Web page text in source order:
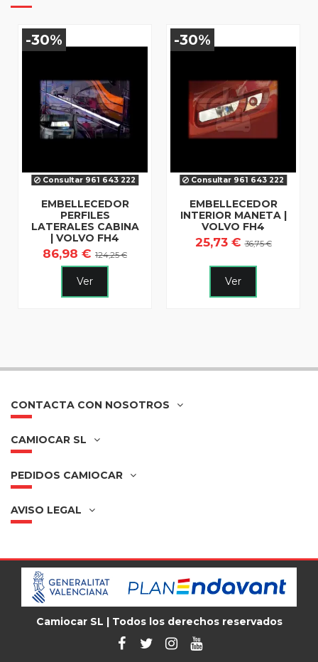
-30%
Consultar 961 643 222
EMBELLECEDOR
PERFILES
LATERALES CABINA
| VOLVO FH4
86,98 € 124,25 €
Ver
-30%
Consultar 961 643 222
EMBELLECEDOR
INTERIOR MANETA |
VOLVO FH4
25,73 €36,75 €
Ver
CONTACTA CON NOSOTROS
CAMIOCAR SL
PEDIDOS CAMIOCAR
AVISO LEGAL
Camiocar SL | Todos los derechos reservados